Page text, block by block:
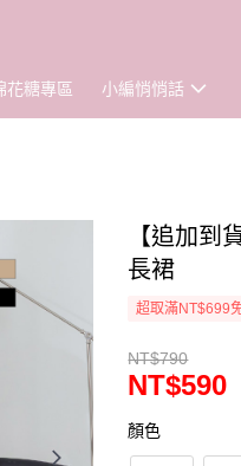
花糖專區 小編悄悄話
【追加到
長裙
超取滿NT$699
NT$790
NT$590
顏色